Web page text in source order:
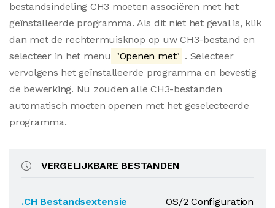
bestandsindeling CH3 moeten associëren met het
geïnstalleerde programma. Als dit niet het geval is, klik
dan met de rechtermuisknop op uw CH3-bestand en
selecteer in het menu "Openen met" . Selecteer
vervolgens het geïnstalleerde programma en bevestig
de bewerking. Nu zouden alle CH3-bestanden
automatisch moeten openen met het geselecteerde
programma.
VERGELIJKBARE BESTANDEN
.CH Bestandsextensie
OS/2 Configuration